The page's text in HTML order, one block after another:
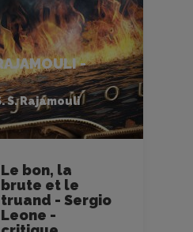
-
S. Rajamouli
Le bon, la
brute et le
truand - Sergio
Leone -